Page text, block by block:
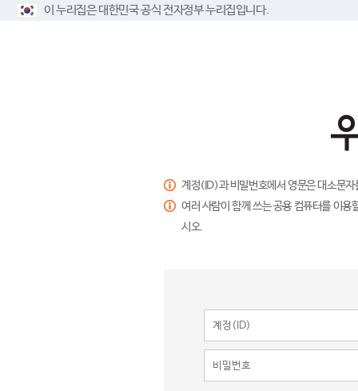
이 누리집은 대한민국 공식 전자정부 누리집입니다.
계정(ID)과 비밀번호에서 영문은 대소문
여러 사람이 함께 쓰는 공용 컴퓨터를 이
시오.